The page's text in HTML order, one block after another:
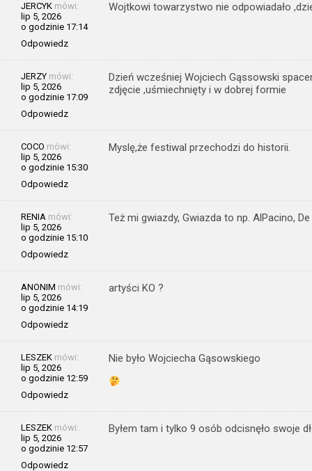
JERCYK mówi:
lip 5, 2026
o godzinie 17:14
Odpowiedz
Wojtkowi towarzystwo nie odpowiadało
JERZY mówi:
lip 5, 2026
o godzinie 17:09
Odpowiedz
Dzień wcześniej Wojciech Gąssowski
zdjęcie ,uśmiechnięty i w dobrej formie
COCO mówi:
lip 5, 2026
o godzinie 15:30
Odpowiedz
Myslę,że festiwal przechodzi do historii.
RENIA mówi:
lip 5, 2026
o godzinie 15:10
Odpowiedz
Też mi gwiazdy, Gwiazda to np. AlPacino,
ANONIM mówi:
lip 5, 2026
o godzinie 14:19
Odpowiedz
artyści KO ?
LESZEK mówi:
lip 5, 2026
o godzinie 12:59
Odpowiedz
Nie było Wojciecha Gąsowskiego
LESZEK mówi:
lip 5, 2026
o godzinie 12:57
Odpowiedz
Byłem tam i tylko 9 osób odcisnęło swoje